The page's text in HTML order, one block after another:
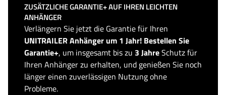
ZUSÄTZLICHE GARANTIE+ AUF IHREN LEICHTEN
ANHÄNGER
Verlängern Sie jetzt die Garantie für Ihren
UNITRAILER Anhänger um 1 Jahr! Bestellen Sie
Garantie+, um insgesamt bis zu 3 JahreSchutz für
Ihren Anhänger zu erhalten, und genießen Sie noch
länger einen zuverlässigen Nutzung ohne
Probleme.